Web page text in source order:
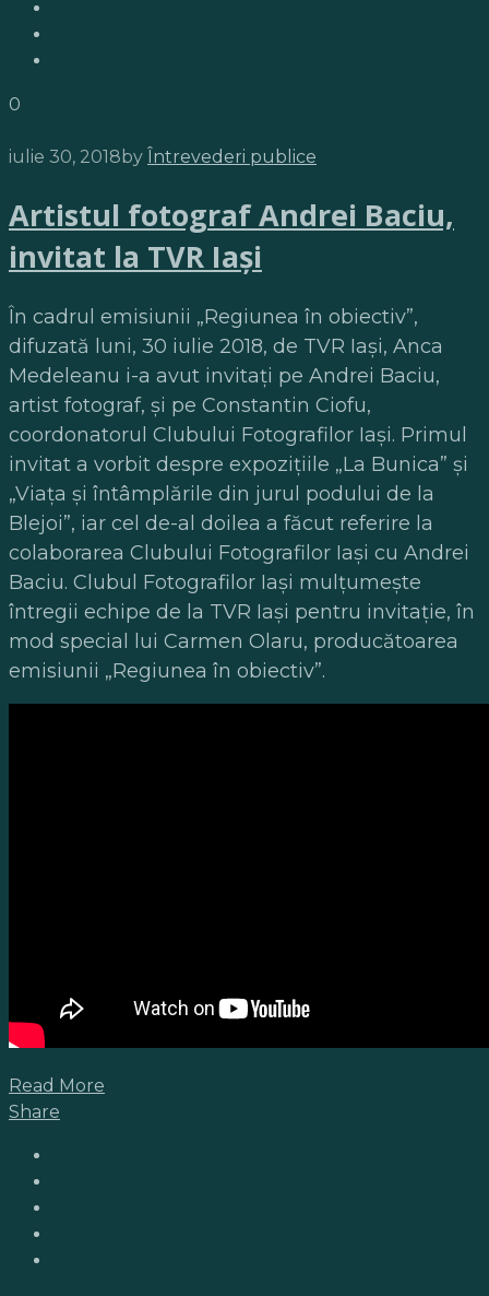
0
iulie 30, 2018 by Întrevederi publice
Artistul fotograf Andrei Baciu,
invitat la TVR Iaşi
În cadrul emisiunii „Regiunea în obiectiv”,
difuzată luni, 30 iulie 2018, de TVR Iaşi, Anca
Medeleanu i-a avut invitaţi pe Andrei Baciu,
artist fotograf, şi pe Constantin Ciofu,
coordonatorul Clubului Fotografilor Iaşi. Primul
invitat a vorbit despre expoziţiile „La Bunica” şi
„Viaţa şi întâmplările din jurul podului de la
Blejoi”, iar cel de-al doilea a făcut referire la
colaborarea Clubului Fotografilor Iaşi cu Andrei
Baciu. Clubul Fotografilor Iaşi mulţumeşte
întregii echipe de la TVR Iaşi pentru invitaţie, în
mod special lui Carmen Olaru, producătoarea
emisiunii „Regiunea în obiectiv”.
Read More
Share